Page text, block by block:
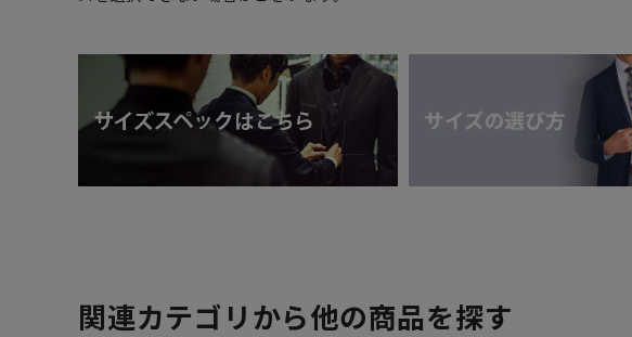
関連カテゴリから他の商品を探す